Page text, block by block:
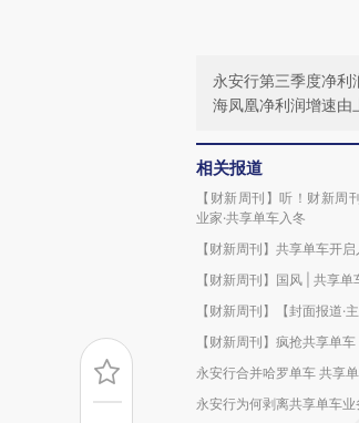
永安行第三季度净
海凤凰净利润增速
相关报道
【财新周刊】听！财新周
业家·共享单车入冬
【财新周刊】共享单车开
【财新周刊】国风 | 共享
【财新周刊】【封面报道·
【财新周刊】疯抢共享单车
永安行合并哈罗单车 共享
永安行为何剥离共享单车业